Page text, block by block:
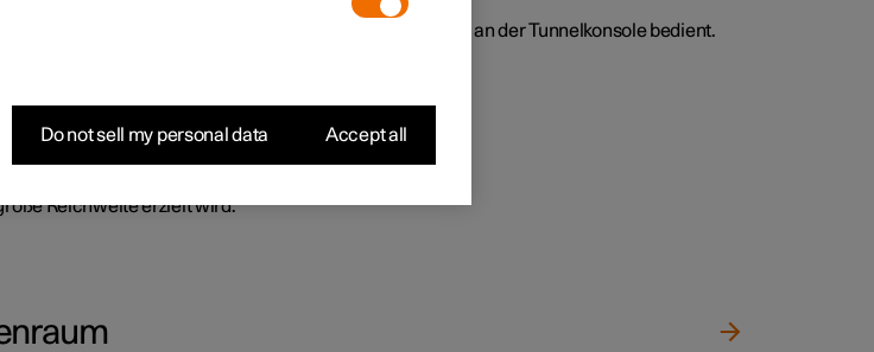
das Center Display und das hintere Klima-Bedienfeld an der Tunnelkonsole bedient.
Reichweite erzielt wird.
Do not sell my personal data Accept all